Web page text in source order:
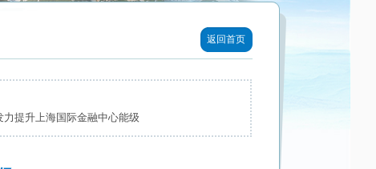
返回首页
提升上海国际金融中心能级